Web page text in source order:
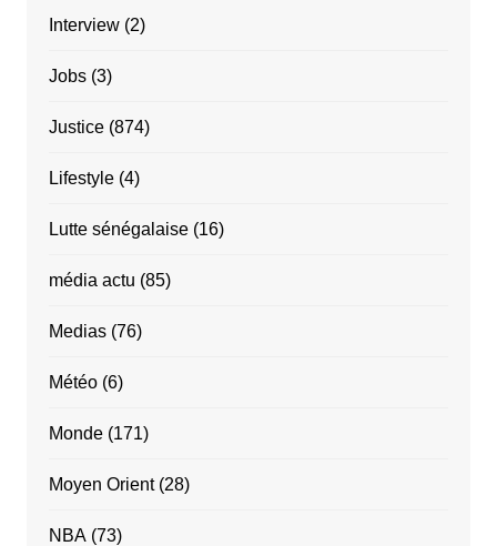
Interview(2)
Jobs(3)
Justice(874)
Lifestyle(4)
Lutte sénégalaise(16)
média actu (85)
Medias(76)
Météo(6)
Monde(171)
Moyen Orient(28)
NBA(73)